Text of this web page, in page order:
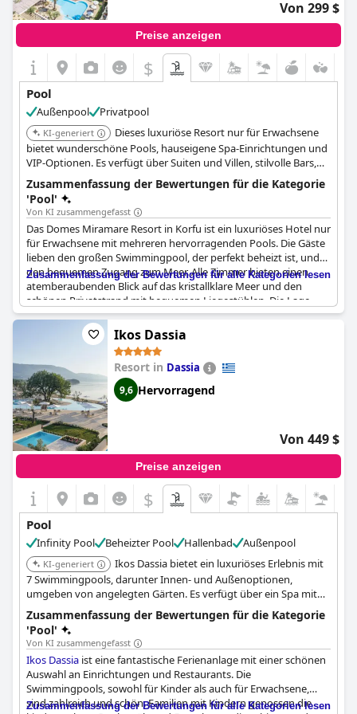
genießen.
Infinity-Pool
Von 299 $
Preise anzeigen
$
Pool
Außenpool Privatpool
KI-generiert
Dieses luxuriöse Resort nur für Erwachsene
bietet wunderschöne Pools, hauseigene Spa-Einrichtungen und
VIP-Optionen. Es verfügt über Suiten und Villen, stilvolle Bars,
ein Restaurant und helle, elegante Zimmer mit bodentiefen
Fenstern.
Zusammenfassung der Bewertungen für die Kategorie
'Pool'
Von KI zusammengefasst
Das Domes Miramare Resort in Korfu ist ein luxuriöses Hotel nur
für Erwachsene mit mehreren hervorragenden Pools. Die Gäste
lieben den großen Swimmingpool, der perfekt beheizt ist, und
den bequemen Zugang zum Meer. Alle Zimmer bieten einen
atemberaubenden Blick auf das kristallklare Meer und den
schönen Privatstrand mit bequemen Liegestühlen. Die Lage
direkt am Wasser ist perfekt für einen entspannten Urlaub.
Obwohl einige Gäste der Meinung sind, dass man viel um das
Hotel herumlaufen muss, sind die unglaublichen Pools es
allemal wert. Der einzige Nachteil ist das Fehlen eines
wöchentlichen Barbecues am Pool mit musikalischer
Unterhaltung. Nichtsdestotrotz wird der Außenpool von allen,
die hier übernachten, sehr empfohlen.
Zusammenfassung der Bewertungen für alle Kategorien lesen
Ikos Dassia
Resort in Dassia
9,6 Hervorragend
Von 449 $
Preise anzeigen
$
Pool
Infinity Pool Beheizter Pool Hallenbad Außenpool
KI-generiert
Ikos Dassia bietet ein luxuriöses Erlebnis mit
7 Swimmingpools, darunter Innen- und Außenoptionen,
umgeben von angelegten Gärten. Es verfügt über ein Spa mit
einer Thermal-Suite und einen Kinderbereich in einem der Pools.
Gäste können Signature-Cocktails an den Pools genießen.
Zusammenfassung der Bewertungen für die Kategorie
'Pool'
Von KI zusammengefasst
Ikos Dassia ist eine fantastische Ferienanlage mit einer schönen
Auswahl an Einrichtungen und Restaurants. Die
Swimmingpools, sowohl für Kinder als auch für Erwachsene,
sind zahlreich und schön. Familien mit Kindern genossen die
Zusammenfassung der Bewertungen für alle Kategorien lesen